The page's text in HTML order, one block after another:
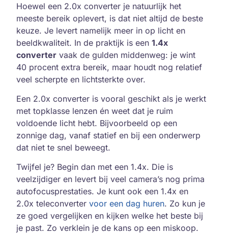
Hoewel een 2.0x converter je natuurlijk het
meeste bereik oplevert, is dat niet altijd de beste
keuze. Je levert namelijk meer in op licht en
beeldkwaliteit. In de praktijk is een 1.4x
converter vaak de gulden middenweg: je wint
40 procent extra bereik, maar houdt nog relatief
veel scherpte en lichtsterkte over.
Een 2.0x converter is vooral geschikt als je werkt
met topklasse lenzen én weet dat je ruim
voldoende licht hebt. Bijvoorbeeld op een
zonnige dag, vanaf statief en bij een onderwerp
dat niet te snel beweegt.
Twijfel je? Begin dan met een 1.4x. Die is
veelzijdiger en levert bij veel camera’s nog prima
autofocusprestaties. Je kunt ook een 1.4x en
2.0x teleconverter voor een dag huren. Zo kun je
ze goed vergelijken en kijken welke het beste bij
je past. Zo verklein je de kans op een miskoop.